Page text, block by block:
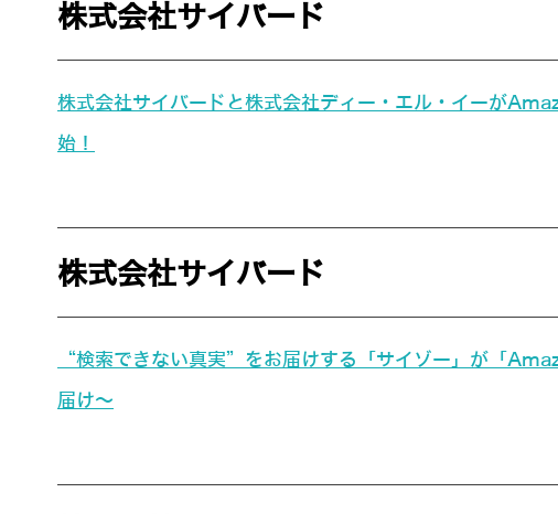
株式会社サイバード
株式会社サイバードと株式会社ディー・エル・イーが
始！
株式会社サイバード
“検索できない真実”をお届けする「サイゾー」が「
届け～